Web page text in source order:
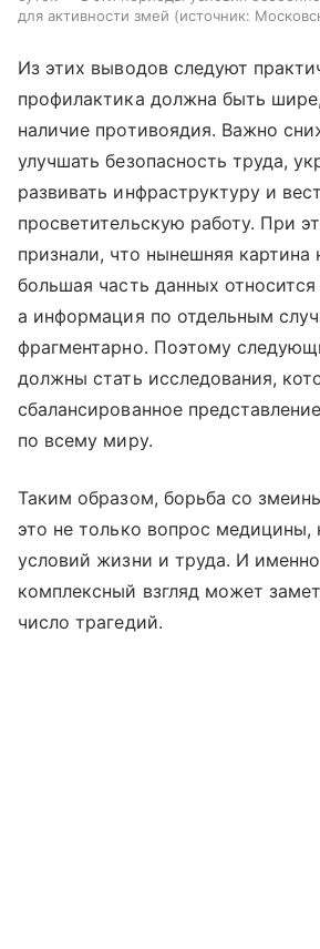
для активности змей
источник:
Из этих выводов следуют
профилактика должна быть
наличие противоядия. Важно
улучшать безопасность труда,
развивать инфраструктуру и
просветительскую работу. При
признали, что нынешняя картина
большая часть данных
а информация по отдельным
фрагментарно. Поэтому
должны стать исследования,
сбалансированное
по всему миру.
Таким образом, борьба со
это не только вопрос медицины,
условий жизни и труда. И
комплексный взгляд может
число трагедий.